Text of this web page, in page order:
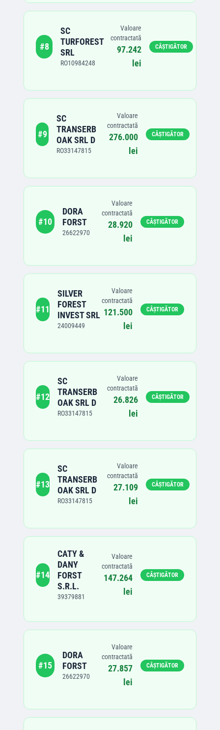
#8
SC
TURFOREST
SRL
RO10984248
Valoare
contractată
97.242
lei
CÂȘTIGĂTOR
#9
SC
TRANSERB
OAK SRL D
RO33147815
Valoare
contractată
276.000
lei
CÂȘTIGĂTOR
#10
DORA
FORST
26622970
Valoare
contractată
28.920
lei
CÂȘTIGĂTOR
#11
SILVER
FOREST
INVEST SRL
24009449
Valoare
contractată
121.500
lei
CÂȘTIGĂTOR
#12
SC
TRANSERB
OAK SRL D
RO33147815
Valoare
contractată
26.826
lei
CÂȘTIGĂTOR
#13
SC
TRANSERB
OAK SRL D
RO33147815
Valoare
contractată
27.109
lei
CÂȘTIGĂTOR
#14
CATY &
DANY
FORST
S.R.L.
39379881
Valoare
contractată
147.264
lei
CÂȘTIGĂTOR
#15
DORA
FORST
26622970
Valoare
contractată
27.857
lei
CÂȘTIGĂTOR